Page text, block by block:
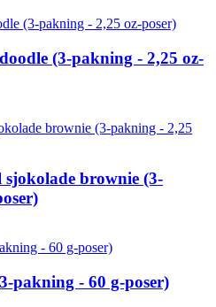
(3-pakning - 2,25 oz-
brownie (3-
pakning - 60 g-poser)